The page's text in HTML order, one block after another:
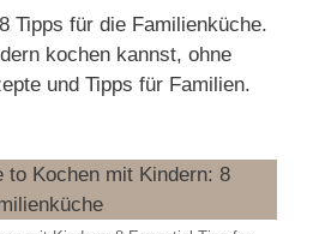
Tipps für die Familienküche.
kochen kannst, ohne
und Tipps für Familien.